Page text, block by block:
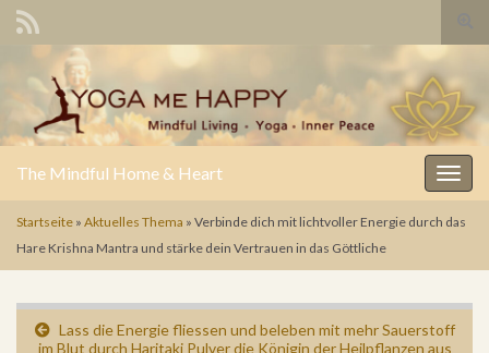
The Mindful Home & Heart
Startseite » Aktuelles Thema » Verbinde dich mit lichtvoller Energie durch das
Hare Krishna Mantra und stärke dein Vertrauen in das Göttliche
Lass die Energie fliessen und beleben mit mehr Sauerstoff
im Blut durch Haritaki Pulver die Königin der Heilpflanzen aus